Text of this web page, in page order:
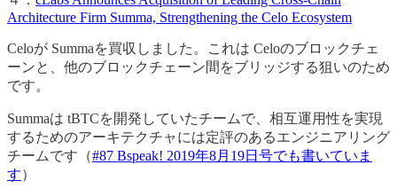
Architecture Firm Summa, Strengthening the Celo Ecosystem
Celoが Summaを買収しました。これは Celoのブロックチェ
ーンと、他のブロックチェーン間をブリッジする狙いのため
です。
Summaは tBTCを開発していたチームで、相互運用性を実現
するためのアーキテクチャには定評のあるエンジニアリング
チームです（#87 Bspeak! 2019年8月19日号でも書いていま
す）